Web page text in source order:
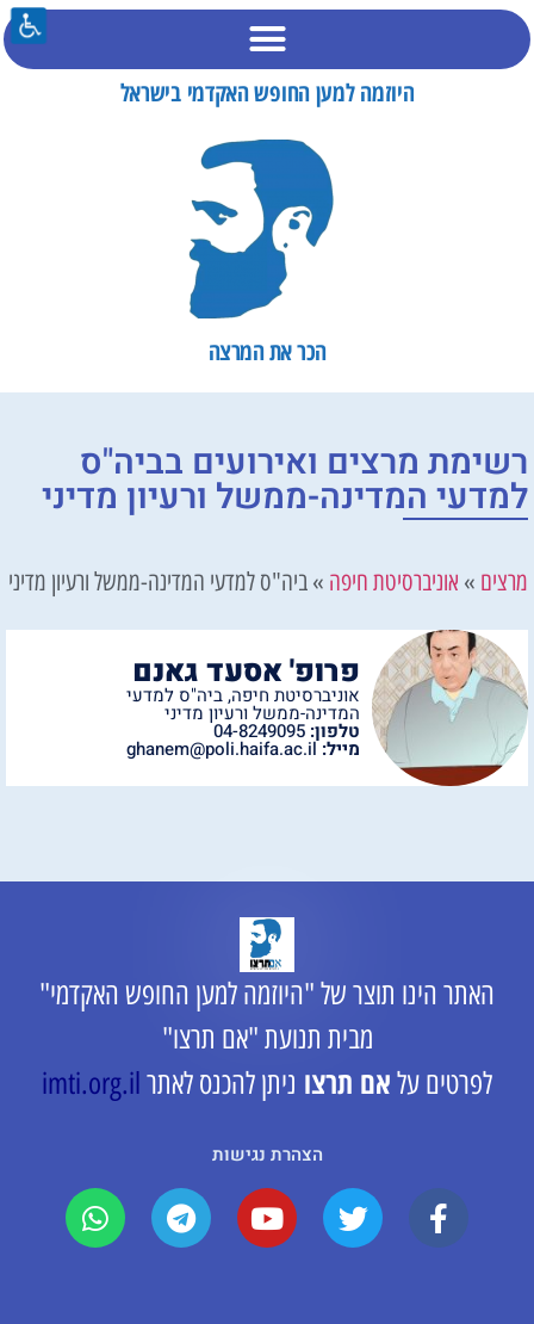
היוזמה למען החופש האקדמי בישראל
הכר את המרצה​
רשימת מרצים ואירועים בביה"ס
למדעי המדינה-ממשל ורעיון מדיני
מרצים » אוניברסיטת חיפה » ביה"ס למדעי המדינה-ממשל ורעיון מדיני
פרופ' אסעד גאנם
אוניברסיטת חיפה,ביה"ס למדעי
המדינה-ממשל ורעיון מדיני
טלפון: 04-8249095
מייל:ghanem@poli.haifa.ac.il
האתר הינו תוצר של "היוזמה למען החופש האקדמי"
מבית תנועת "אם תרצו"
לפרטים על אם תרצו ניתן להכנס לאתר imti.org.il
הצהרת נגישות